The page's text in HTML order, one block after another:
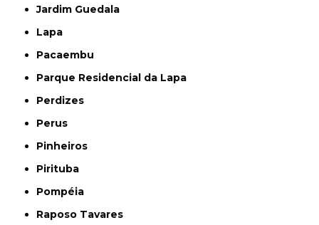
Jardim Guedala
Lapa
Pacaembu
Parque Residencial da Lapa
Perdizes
Perus
Pinheiros
Pirituba
Pompéia
Raposo Tavares